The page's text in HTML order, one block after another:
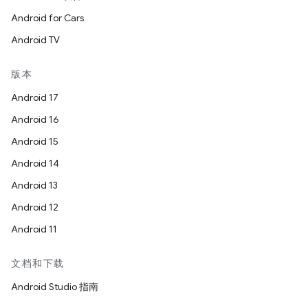
Android for Cars
Android TV
版本
Android 17
Android 16
Android 15
Android 14
Android 13
Android 12
Android 11
文档和下载
Android Studio 指南